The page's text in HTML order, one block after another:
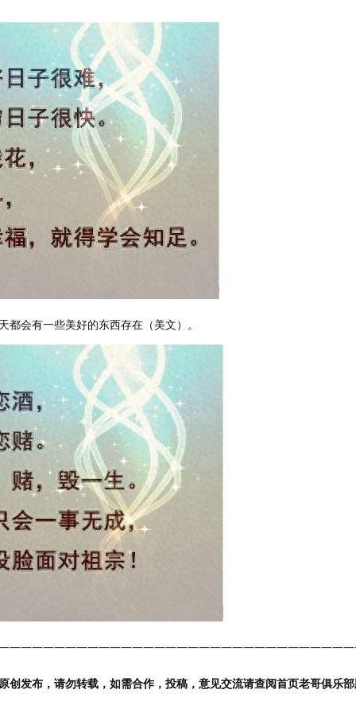
会有一些美好的东西存在（美文）。
发布，请勿转载，如需合作，投稿，意见交流请查阅首页老哥俱乐